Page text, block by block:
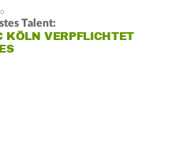
Talent:
KÖLN VERPFLICHTET